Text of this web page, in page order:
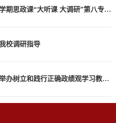
2026年度全省高校春季学期思政课“大听课 大调研”第八专家组莅临我校听课调研
校调研指导
开封智慧健康职业学院举办树立和践行正确政绩观学习教育读书班